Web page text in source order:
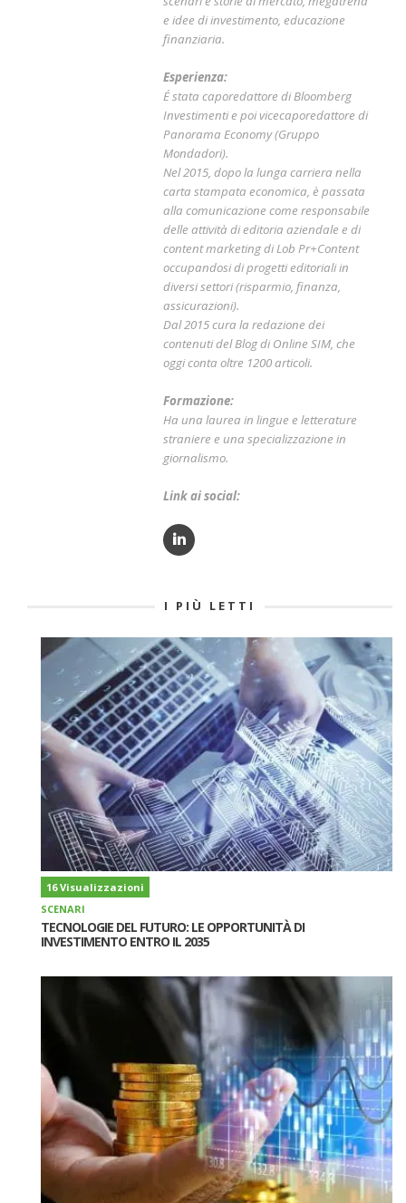
e idee di investimento, educazione
finanziaria.
Esperienza:
É stata caporedattore di Bloomberg
Investimenti e poi vicecaporedattore di
Panorama Economy (Gruppo
Mondadori).
Nel 2015, dopo la lunga carriera nella
carta stampata economica, è passata
alla comunicazione come responsabile
delle attività di editoria aziendale e di
content marketing di Lob Pr+Content
occupandosi di progetti editoriali in
diversi settori (risparmio, finanza,
assicurazioni).
Dal 2015 cura la redazione dei
contenuti del Blog di Online SIM, che
oggi conta oltre 1200 articoli.
Formazione:
Ha una laurea in lingue e letterature
straniere e una specializzazione in
giornalismo.
Link ai social:
I PIÙ LETTI
16 Visualizzazioni
SCENARI
TECNOLOGIE DEL FUTURO: LE OPPORTUNITÀ DI
INVESTIMENTO ENTRO IL 2035